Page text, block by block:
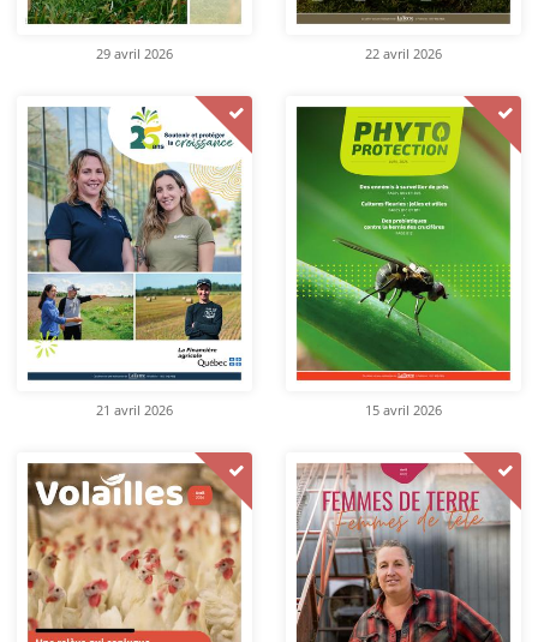
29 avril 2026 22 avril 2026
21 avril 2026 15 avril 2026